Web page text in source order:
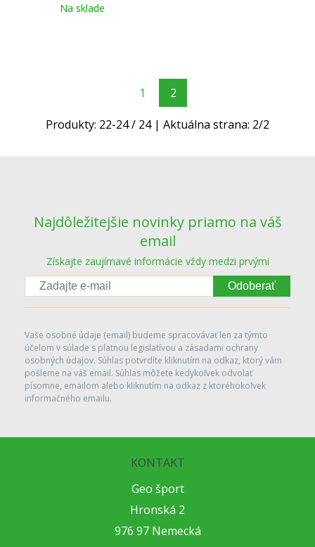
Na sklade
1 2
Produkty: 22-24/ 24| Aktuálna strana: 2/2
Najdôležitejšie novinky priamo na váš
email
Získajte zaujímavé informácie vždy medzi prvými
Odoberať
Vaše osobné údaje (email) budeme spracovávať len za týmto
účelom v súlade s platnou legislatívou a zásadami ochrany
osobných údajov. Súhlas potvrdíte kliknutím na odkaz, ktorý vám
pošleme na váš email. Súhlas môžete kedykoľvek odvolať
písomne, emailom alebo kliknutím na odkaz z ktoréhokoľvek
informačného emailu.
KONTAKT
Geo šport
Hronská 2
976 97 Nemecká